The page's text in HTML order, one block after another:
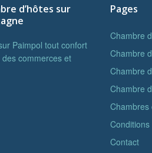
d’hôtes sur
Paimpol tout confort
commerces et
Pages
Chambre
Chambre
Chambre
Chambre
Chambres
Contact